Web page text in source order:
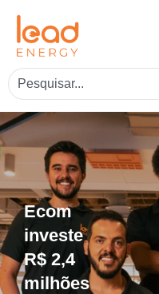
Ecom
investe
R$ 2,4
milhões